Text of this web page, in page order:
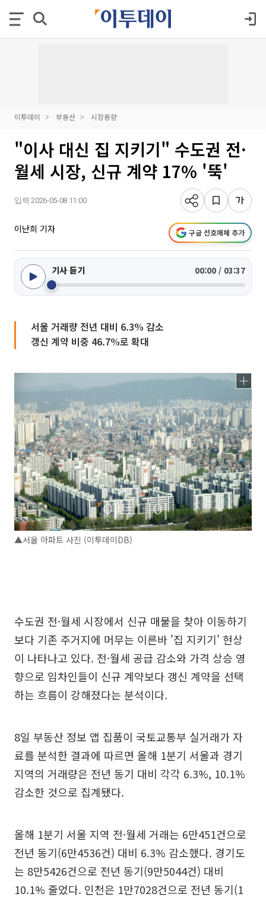
이투데이 부동산 시장동향
"이사 대신 집 지키기" 수도권 전·
월세 시장, 신규 계약 17% '뚝'
입력 2026-05-08 11:00
이난희 기자 구글 선호매체 추가
기사 듣기 00:00 / 03:37
서울 거래량 전년 대비 6.3% 감소
갱신 계약 비중 46.7%로 확대
▲서울 아파트 사진 (이투데이DB)
수도권 전·월세 시장에서 신규 매물을 찾아 이동하기
보다 기존 주거지에 머무는 이른바 '집 지키기' 현상
이 나타나고 있다. 전·월세 공급 감소와 가격 상승 영
향으로 임차인들이 신규 계약보다 갱신 계약을 선택
하는 흐름이 강해졌다는 분석이다.
8일 부동산 정보 앱 집품이 국토교통부 실거래가 자
료를 분석한 결과에 따르면 올해 1분기 서울과 경기
지역의 거래량은 전년 동기 대비 각각 6.3%, 10.1%
감소한 것으로 집계됐다.
올해 1분기 서울 지역 전·월세 거래는 6만451건으로
전년 동기(6만4536건) 대비 6.3% 감소했다. 경기도
는 8만5426건으로 전년 동기(9만5044건) 대비
10.1% 줄었다. 인천은 1만7028건으로 전년 동기(1